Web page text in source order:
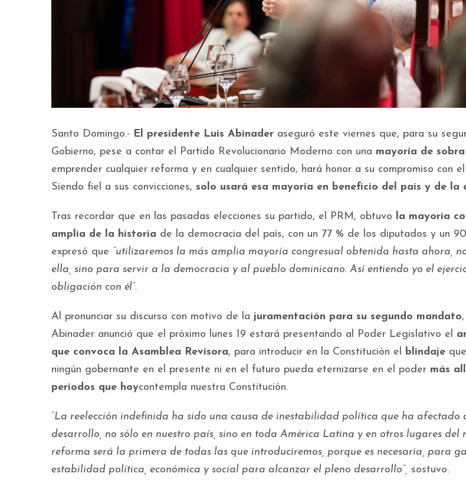
Santo Domingo.- El presidente Luis Abinader aseguró este viernes que, para su
Gobierno, pese a contar el Partido Revolucionario Moderno con una mayoría de
emprender cualquier reforma y en cualquier sentido, hará honor a su compromiso con
Siendo fiel a sus convicciones, solo usará esa mayoría en beneficio del país y de la
Tras recordar que en las pasadas elecciones su partido, el PRM, obtuvo la mayoría
amplia de la historia de la democracia del país, con un 77 % de los diputados y un
expresó que
“utilizaremos la más amplia mayoría congresual obtenida hasta ahora,
ella, sino para servir a la democracia y al pueblo dominicano. Así entiendo yo el
obligación con él”.
Al pronunciar su discurso con motivo de la juramentación para su segundo mandato
Abinader anunció que el próximo lunes 19 estará presentando al Poder Legislativo el
que convoca la Asamblea Revisora, para introducir en la Constitución el blindaje
ningún gobernante en el presente ni en el futuro pueda eternizarse en el poder más
periodos que hoycontempla nuestra Constitución.
“La reelección indefinida ha sido una causa de inestabilidad política que ha afectado
desarrollo, no sólo en nuestro país, sino en toda América Latina y en otros lugares del
reforma será la primera de todas las que introduciremos, porque es necesaria, para
estabilidad política, económica y social para alcanzar el pleno desarrollo”,
sostuvo.